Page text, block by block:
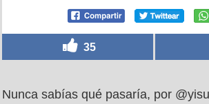
35
Nunca sabías qué pasaría, por